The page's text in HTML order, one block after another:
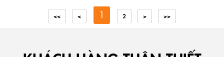
<< < 1 2 > >>